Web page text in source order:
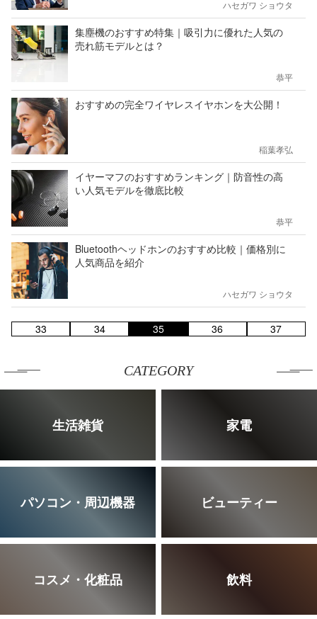
ハセガワ ショウタ
集塵機のおすすめ特集｜吸引力に優れた人気の
売れ筋モデルとは？
恭平
おすすめの完全ワイヤレスイヤホンを大公開！
稲葉孝弘
イヤーマフのおすすめランキング｜防音性の高
い人気モデルを徹底比較
恭平
Bluetoothヘッドホンのおすすめ比較｜価格別に
人気商品を紹介
ハセガワ ショウタ
33 34 35 36 37
CATEGORY
生活雑貨 家電
パソコン・周辺機器 ビューティー
コスメ・化粧品 飲料